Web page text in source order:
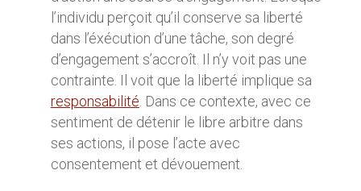
l’individu perçoit qu’il conserve sa liberté
dans l’éxécution d’une tâche, son degré
d’engagement s’accroît. Il n’y voit pas une
contrainte. Il voit que la liberté implique sa
responsabilité. Dans ce contexte, avec ce
sentiment de détenir le libre arbitre dans
ses actions, il pose l’acte avec
consentement et dévouement.